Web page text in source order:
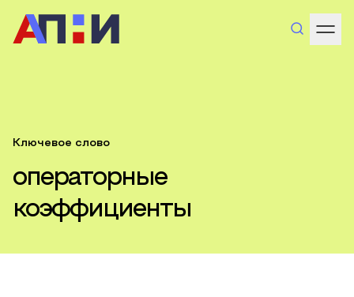
Ключевое слово
операторные
коэффициенты